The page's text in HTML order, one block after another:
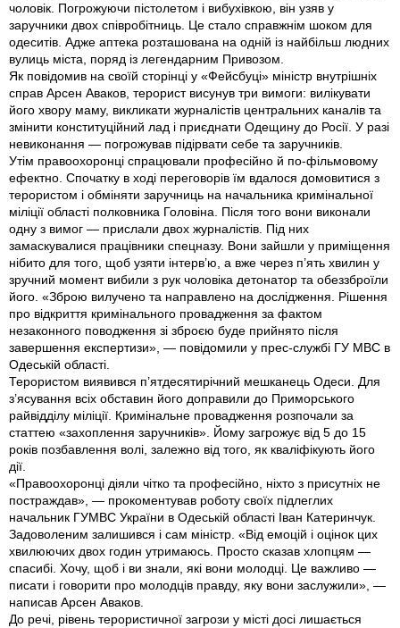
чоловік. Погрожуючи пістолетом і вибухівкою, він узяв у
заручники двох співробітниць. Це стало справжнім шоком для
одеситів. Адже аптека розташована на одній iз найбільш людних
вулиць міста, поряд iз легендарним Привозом.
Як повідомив на своїй сторінці у «Фейсбуці» міністр внутрішніх
справ Арсен Аваков, терорист висунув три вимоги: вилікувати
його хвору маму, викликати журналістів центральних каналів та
змінити конституційний лад і приєднати Одещину до Росії. У разі
невиконання — погрожував підірвати себе та заручників.
Утім правоохоронці спрацювали професійно й по-фільмовому
ефектно. Спочатку в ході переговорів їм вдалося домовитися з
терористом і обміняти заручниць на начальника кримінальної
міліції області полковника Головіна. Після того вони виконали
одну з вимог — прислали двох журналістів. Під них
замаскувалися працівники спецназу. Вони зайшли у приміщення
нібито для того, щоб узяти інтерв’ю, а вже через п’ять хвилин у
зручний момент вибили з рук чоловіка детонатор та обеззброїли
його. «Зброю вилучено та направлено на дослідження. Рішення
про відкриття кримінального провадження за фактом
незаконного поводження зі зброєю буде прийнято після
завершення експертизи», — повідомили у прес-службі ГУ МВС в
Одеській області.
Терористом виявився п’ятдесятирічний мешканець Одеси. Для
з’ясування всіх обставин його доправили до Приморського
райвідділу міліції. Кримінальне провадження розпочали за
статтею «захоплення заручників». Йому загрожує від 5 до 15
років позбавлення волі, залежно від того, як кваліфікують його
дії.
«Правоохоронці діяли чітко та професійно, ніхто з присутніх не
постраждав», — прокоментував роботу своїх підлеглих
начальник ГУМВС України в Одеській області Іван Катеринчук.
Задоволеним залишився і сам міністр. «Від емоцій і оцінок цих
хвилюючих двох годин утримаюсь. Просто сказав хлопцям —
спасибі. Хочу, щоб і ви знали, які вони молодці. Це важливо —
писати і говорити про молодців правду, яку вони заслужили», —
написав Арсен Аваков.
До речі, рівень терористичної загрози у місті досі лишається